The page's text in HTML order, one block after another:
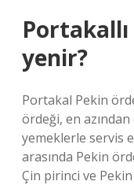
yenir?
Portakal Pekin
ördeği, en
yemeklerle servis
arasında Pekin
Çin pirinci ve